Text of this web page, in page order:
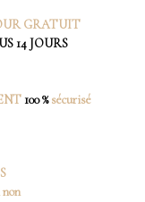
GRATUIT
14 JOURS
100 %sécurisé